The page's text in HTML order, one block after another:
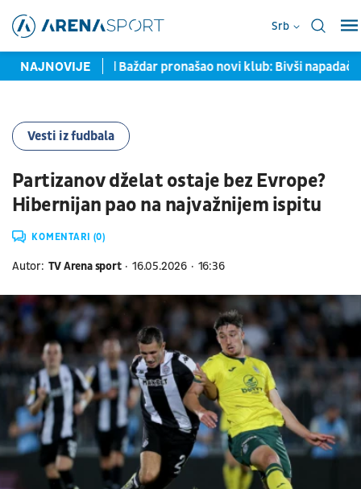
Srb
NAJNOVIJE
Samed Baždar pronašao novi klub: Bivši napadač
Vesti iz fudbala
Partizanov dželat ostaje bez Evrope?
Hibernijan pao na najvažnijem ispitu
KOMENTARI (0)
Autor: TV Arena sport 16.05.2026 16:36